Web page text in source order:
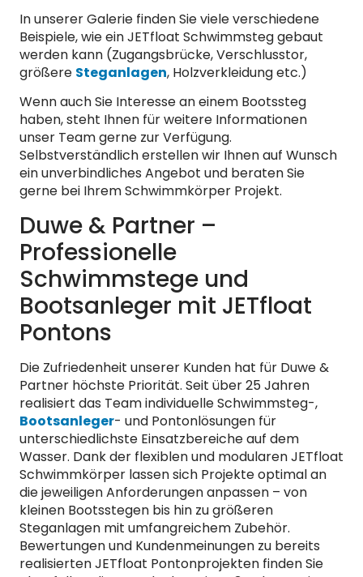
In unserer Galerie finden Sie viele verschiedene
Beispiele, wie ein JETfloat Schwimmsteg gebaut
werden kann (Zugangsbrücke, Verschlusstor,
größere Steganlagen, Holzverkleidung etc.)
Wenn auch Sie Interesse an einem Bootssteg
haben, steht Ihnen für weitere Informationen
unser Team gerne zur Verfügung.
Selbstverständlich erstellen wir Ihnen auf Wunsch
ein unverbindliches Angebot und beraten Sie
gerne bei Ihrem Schwimmkörper Projekt.
Duwe & Partner –
Professionelle
Schwimmstege und
Bootsanleger mit JETfloat
Pontons
Die Zufriedenheit unserer Kunden hat für Duwe &
Partner höchste Priorität. Seit über 25 Jahren
realisiert das Team individuelle Schwimmsteg-,
Bootsanleger- und Pontonlösungen für
unterschiedlichste Einsatzbereiche auf dem
Wasser. Dank der flexiblen und modularen JETfloat
Schwimmkörper lassen sich Projekte optimal an
die jeweiligen Anforderungen anpassen – von
kleinen Bootsstegen bis hin zu größeren
Steganlagen mit umfangreichem Zubehör.
Bewertungen und Kundenmeinungen zu bereits
realisierten JETfloat Pontonprojekten finden Sie